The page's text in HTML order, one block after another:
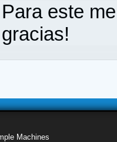
Para este
gracias!
Machines